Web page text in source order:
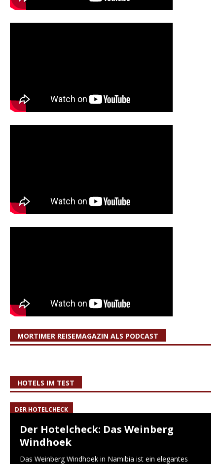
MORTIMER REISEMAGAZIN ALS PODCAST
HOTELS IM TEST
DER HOTELCHECK
Der Hotelcheck: Das Weinberg
Windhoek
Das Weinberg Windhoek in Namibia ist ein elegantes